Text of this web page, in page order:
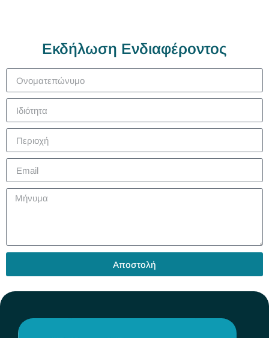
Εκδήλωση Ενδιαφέροντος
Αποστολή